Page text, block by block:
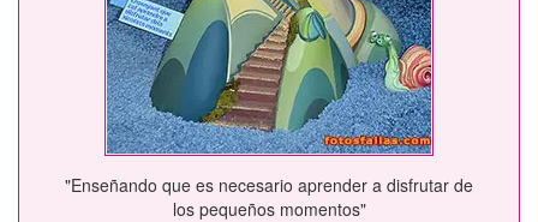
"Enseñando que es necesario aprender a disfrutar de
los pequeños momentos"